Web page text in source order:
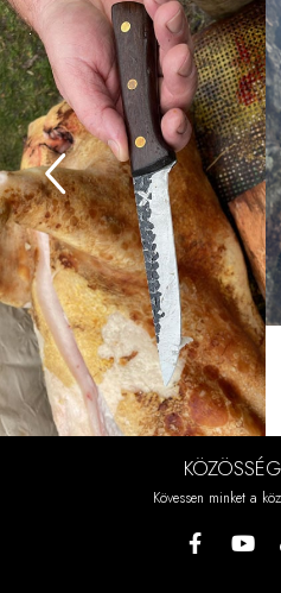
Kövessen minket a